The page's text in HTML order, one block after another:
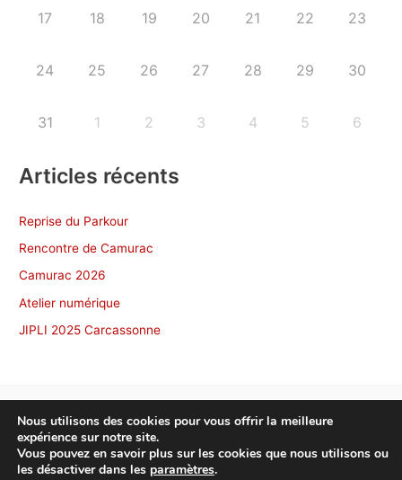
17 18 19 20 21 22 23
24 25 26 27 28 29 30
31 1 2 3 4 5 6
Articles récents
Reprise du Parkour
Rencontre de Camurac
Camurac 2026
Atelier numérique
JIPLI 2025 Carcassonne
Copyright © 2026 NonscÔ Toulouse
Politique de confidentialité
Nous utilisons des cookies pour vous offrir la meilleure
expérience sur notre site.
Vous pouvez en savoir plus sur les cookies que nous utilisons ou
les désactiver dans les paramètres.